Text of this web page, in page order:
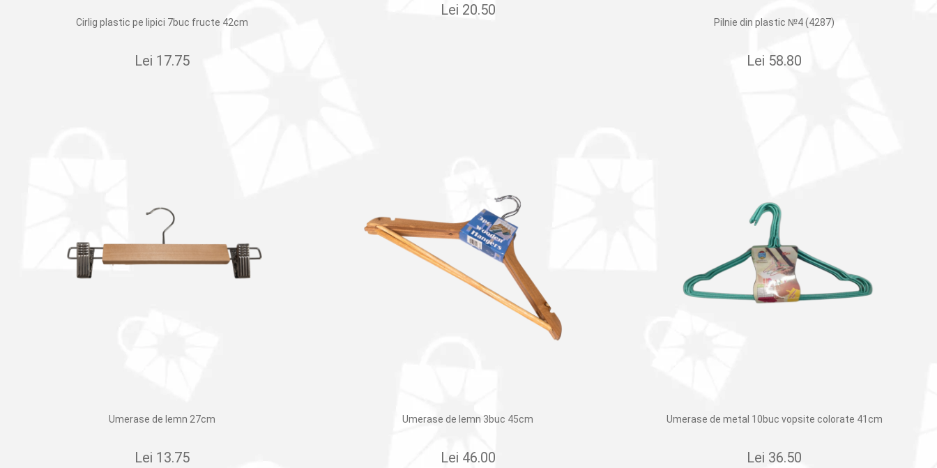
Cirlig plastic pe lipici 7buc fructe 42cm
Lei 17.75
Lei 20.50
Pilnie din plastic №4 (4287)
Lei 58.80
Umerase de lemn 27cm
Lei 13.75
Umerase de lemn 3buc 45cm
Lei 46.00
Umerase de metal 10buc vopsite colorate 41cm
Lei 36.50